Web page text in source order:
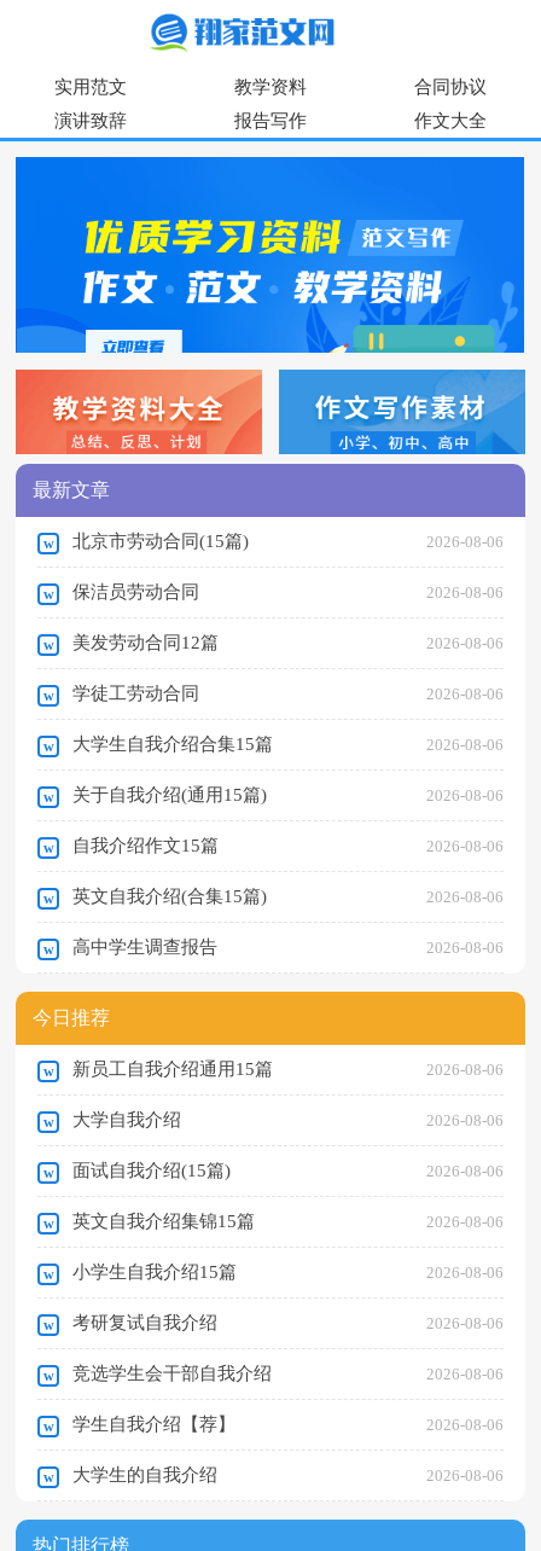
实用范文 教学资料
合同协议
演讲致辞
报告写作 作文大全
最新文章
2026-08-06
北京市劳动合同(15篇)
2026-08-06
保洁员劳动合同
2026-08-06
美发劳动合同12篇
2026-08-06
学徒工劳动合同
2026-08-06
大学生自我介绍合集15篇
2026-08-06
关于自我介绍(通用15篇)
2026-08-06
自我介绍作文15篇
2026-08-06
英文自我介绍(合集15篇)
2026-08-06
高中学生调查报告
今日推荐
2026-08-06
新员工自我介绍通用15篇
2026-08-06
大学自我介绍
2026-08-06
面试自我介绍(15篇)
2026-08-06
英文自我介绍集锦15篇
2026-08-06
小学生自我介绍15篇
2026-08-06
考研复试自我介绍
2026-08-06
竞选学生会干部自我介绍
2026-08-06
学生自我介绍【荐】
2026-08-06
大学生的自我介绍
热门排行榜